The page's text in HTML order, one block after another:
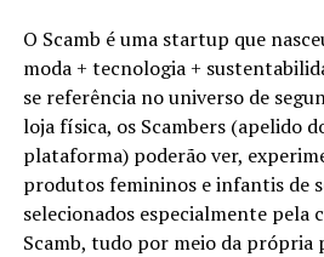
O Scamb é uma startup que
moda + tecnologia +
se referência no universo de
loja física, os Scambers (apelido
plataforma) poderão ver,
produtos femininos e infantis de
selecionados especialmente pela
Scamb, tudo por meio da própria